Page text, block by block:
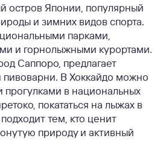
остров Японии, популярный
и зимних видов спорта.
парками,
и горнолыжными курортами.
Саппоро, предлагает
В Хоккайдо можно
прогулками в национальных
покататься на лыжах в
тем, кто ценит
природу и активный